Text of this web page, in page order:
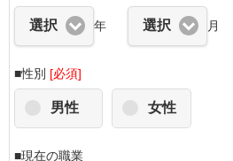
選択 年 選択 月
■性別 [必須]
男性 女性
■現在の職業